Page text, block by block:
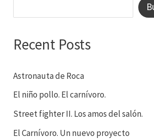
Recent Posts
Astronauta de Roca
El niño pollo. El carnívoro.
Street fighter II. Los amos del salón.
El Carnívoro. Un nuevo proyecto